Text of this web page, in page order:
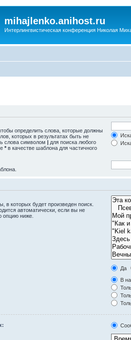
mihajlenko.anihost.ru
Интерлингвистическая конференция Николая
чтобы определить слова, которые должны
которых в результатах быть не
слова символом | для поиска любого
* в качестве шаблона для частичного
которых будет произведен поиск.
автоматически, если вы не
опцию ниже.
Да
В